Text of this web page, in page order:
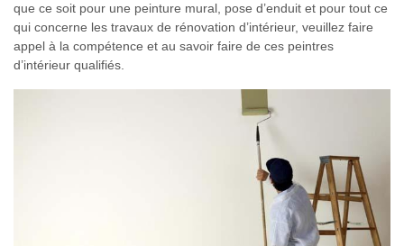
que ce soit pour une peinture mural, pose d’enduit et pour tout ce
qui concerne les travaux de rénovation d’intérieur, veuillez faire
appel à la compétence et au savoir faire de ces peintres
d’intérieur qualifiés.